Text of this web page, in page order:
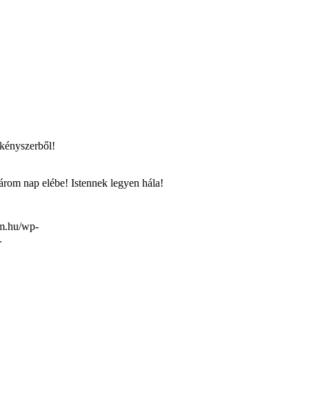
nap elébe! Istennek legyen hála!
wp-